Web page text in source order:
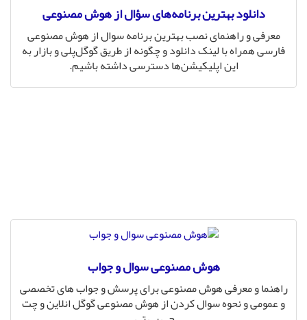
دانلود بهترین برنامه‌های سؤال از هوش مصنوعی
معرفی و راهنمای نصب بهترین برنامه‌ سوال از هوش مصنوعی
فارسی همراه با لینک دانلود و چگونه از طریق گوگل‌پلی و بازار به
این اپلیکیشن‌ها دسترسی داشته باشیم.
هوش مصنوعی سوال و جواب
راهنما و معرفی هوش مصنوعی برای پرسش و جواب های تخصصی
و عمومی و نحوه سوال کردن از هوش مصنوعی گوگل انلاین و چت